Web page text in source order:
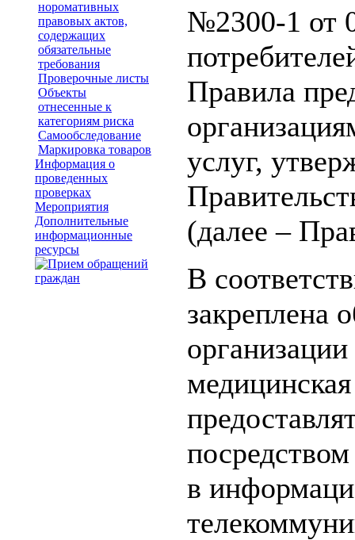
норомативных
правовых актов,
содержащих
обязательные
требования
Проверочные листы
Объекты
отнесенные к
категориям риска
Самообследование
Маркировка товаров
Информация о
проведенных
проверках
Мероприятия
Дополнительные
информационные
ресурсы
№2300-1 от
Правила
услуг,
(далее –
В
закреплена
в